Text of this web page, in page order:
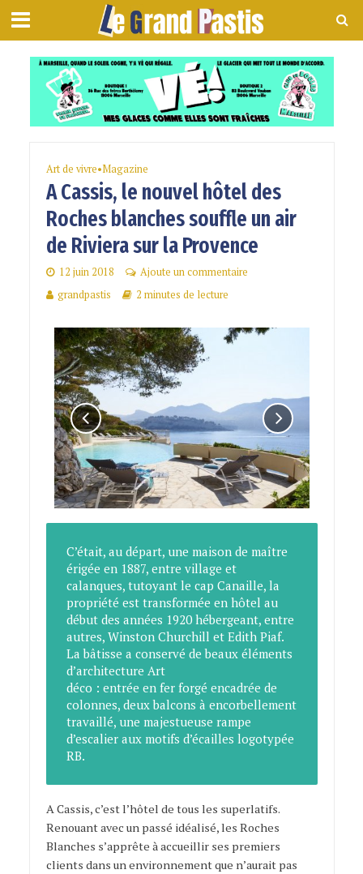
Art de vivre•Magazine
A Cassis, le nouvel hôtel des
Roches blanches souffle un air
de Riviera sur la Provence
12 juin 2018
Ajoute un commentaire
grandpastis
2 minutes de lecture
C’était, au départ, une maison de maître
érigée en 1887, entre village et
calanques, tutoyant le cap Canaille, la
propriété est transformée en hôtel au
début des années 1920 hébergeant, entre
autres, Winston Churchill et Edith Piaf.
La bâtisse a conservé de beaux éléments
d’architecture Art
déco : entrée en fer forgé encadrée de
colonnes, deux balcons à encorbellement
travaillé, une majestueuse rampe
d’escalier aux motifs d’écailles logotypée
RB.
A Cassis, c’est l’hôtel de tous les superlatifs.
Renouant avec un passé idéalisé, les Roches
Blanches s’apprête à accueillir ses premiers
clients dans un environnement que n’aurait pas